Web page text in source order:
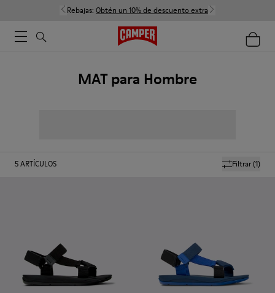
Rebajas: Obtén un 10% de descuento extra
MAT para Hombre
Filtrar(1)
5ARTÍCULOS